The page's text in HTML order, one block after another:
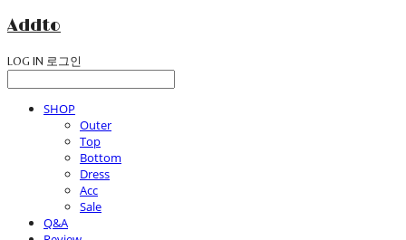
Addto
LOG IN 로그인
SHOP
Outer
Top
Bottom
Dress
Acc
Sale
Q&A